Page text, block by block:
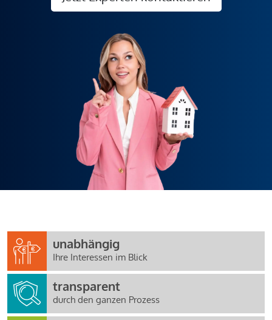
unabhängig
Ihre Interessen im Blick
transparent
durch den ganzen Prozess